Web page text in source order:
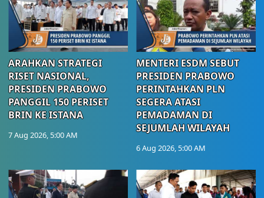
ARAHKAN STRATEGI
RISET NASIONAL,
PRESIDEN PRABOWO
PANGGIL 150 PERISET
BRIN KE ISTANA
7 Aug 2026, 5:00 AM
MENTERI ESDM SEBUT
PRESIDEN PRABOWO
PERINTAHKAN PLN
SEGERA ATASI
PEMADAMAN DI
SEJUMLAH WILAYAH
6 Aug 2026, 5:00 AM